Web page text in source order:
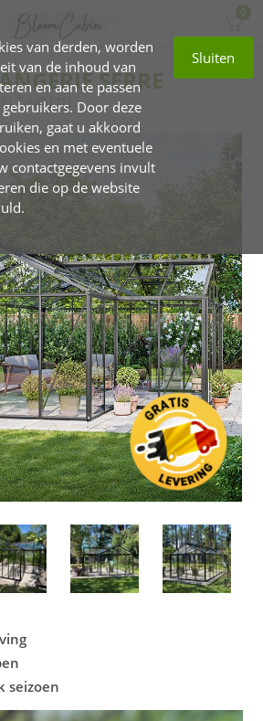
van derden, worden
van de inhoud van
en aan te passen
Door deze
gaat u akkoord
en met eventuele
contactgegevens invult
die op de website
Sluiten
0
SERRE
t-vorm
seizoen